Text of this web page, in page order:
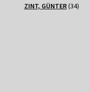
Produkte
ZINT, GÜNTER 3434